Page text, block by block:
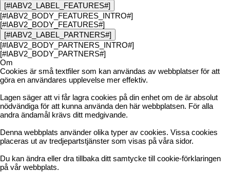
[#IABV2_LABEL_FEATURES#]
[#IABV2_BODY_FEATURES_INTRO#]
[#IABV2_BODY_FEATURES#]
[#IABV2_LABEL_PARTNERS#]
[#IABV2_BODY_PARTNERS_INTRO#]
[#IABV2_BODY_PARTNERS#]
Om
Cookies är små textfiler som kan användas av webbplatser för att
göra en användares upplevelse mer effektiv.
Lagen säger att vi får lagra cookies på din enhet om de är absolut
nödvändiga för att kunna använda den här webbplatsen. För alla
andra ändamål krävs ditt medgivande.
Denna webbplats använder olika typer av cookies. Vissa cookies
placeras ut av tredjepartstjänster som visas på våra sidor.
Du kan ändra eller dra tillbaka ditt samtycke till cookie-förklaringen
på vår webbplats.